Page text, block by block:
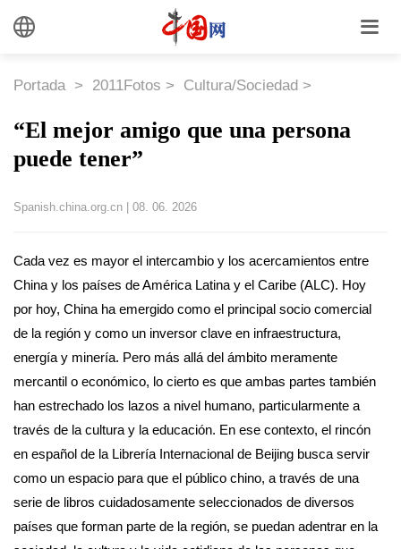
Portada > 2011Fotos > Cultura/Sociedad >
“El mejor amigo que una persona
puede tener”
Spanish.china.org.cn 08. 06. 2026
Cada vez es mayor el intercambio y los acercamientos entre
China y los países de América Latina y el Caribe (ALC). Hoy
por hoy, China ha emergido como el principal socio comercial
de la región y como un inversor clave en infraestructura,
energía y minería. Pero más allá del ámbito meramente
mercantil o económico, lo cierto es que ambas partes también
han estrechado los lazos a nivel humano, particularmente a
través de la cultura y la educación. En ese contexto, el rincón
en español de la Librería Internacional de Beijing busca servir
como un espacio para que el público chino, a través de una
serie de libros cuidadosamente seleccionados de diversos
países que forman parte de la región, se puedan adentrar en la